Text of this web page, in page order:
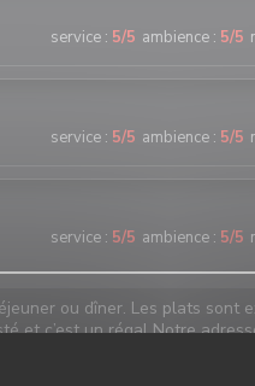
service : 5/5 ambience : 5/5
service : 5/5 ambience : 5/5
service : 5/5 ambience : 5/5
ou dîner. Les plats sont
et c’est un régal Notre